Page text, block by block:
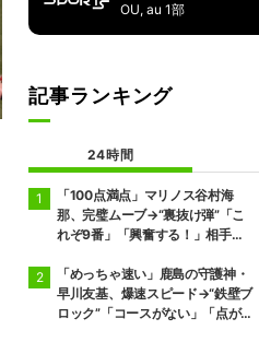
OU, au 1部
記事ランキング
24時間
「100点満点」マリノス谷村海
那、完璧ムーブ→“裏抜け弾”「こ
れぞ9番」「興奮する！」相手守
出し”
「めっちゃ速い」鹿島の守護神・
早川友基、爆速スピード→“鉄壁ブ
ロック”「コースがない」「点が